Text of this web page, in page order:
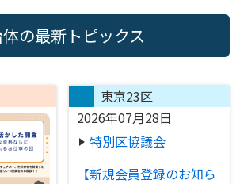
の最新トピックス
東京23区
2026年07月28日
特別区協議会
【新規会員登録のお知ら